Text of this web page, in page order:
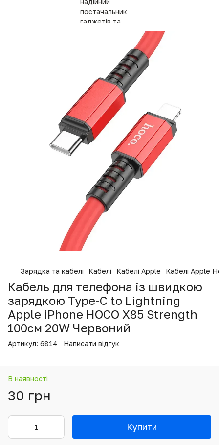
Зарядка та кабелі Кабелі Кабелі Apple Кабелі Apple
Кабель для телефона із швидкою
зарядкою Type-C to Lightning
Apple iPhone HOCO X85 Strength
100см 20W Червоний
Артикул: 6814 Написати відгук
В наявності
30 грн
Купити